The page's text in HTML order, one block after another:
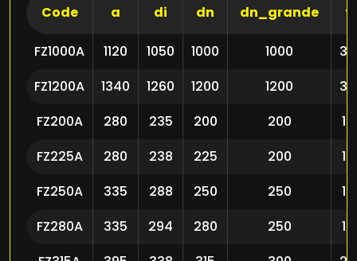
Code a di dn dn_grande f
FZ1000A 1120 1050 1000 1000
30
FZ1200A
1340 1260 1200 1200
33
FZ200A
280 235 200 200
18
FZ225A
280 238 225 200
18
FZ250A
335 288 250 250
18
FZ280A
335 294 280 250
18